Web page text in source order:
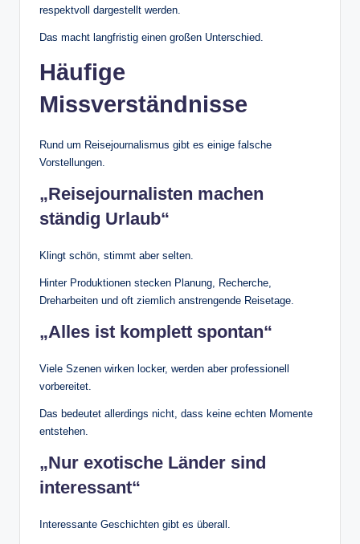
respektvoll dargestellt werden.
Das macht langfristig einen großen Unterschied.
Häufige
Missverständnisse
Rund um Reisejournalismus gibt es einige falsche
Vorstellungen.
„Reisejournalisten machen
ständig Urlaub“
Klingt schön, stimmt aber selten.
Hinter Produktionen stecken Planung, Recherche,
Dreharbeiten und oft ziemlich anstrengende Reisetage.
„Alles ist komplett spontan“
Viele Szenen wirken locker, werden aber professionell
vorbereitet.
Das bedeutet allerdings nicht, dass keine echten Momente
entstehen.
„Nur exotische Länder sind
interessant“
Interessante Geschichten gibt es überall.